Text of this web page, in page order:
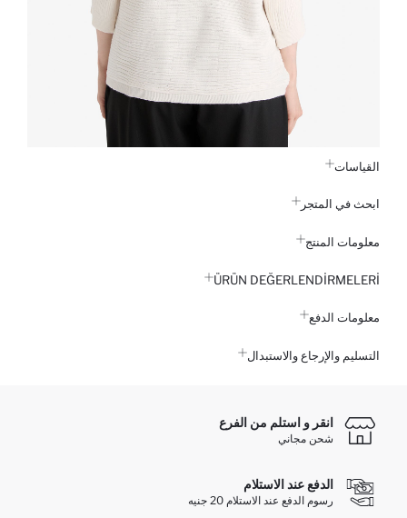
القياسات
ابحث في المتجر
معلومات المنتج
ÜRÜN DEĞERLENDİRMELERİ
معلومات الدفع
التسليم والإرجاع والاستبدال
انقر و استلم من الفرع
شحن مجاني
الدفع عند الاستلام
رسوم الدفع عند الاستلام 20 جنيه